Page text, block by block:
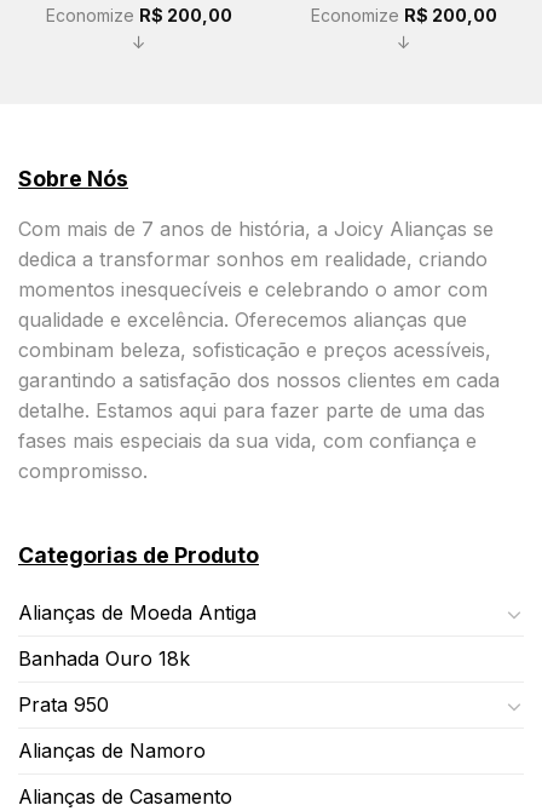
Economize R$ 200,00
↓
Economize R$ 200,00
↓
Sobre Nós
Com mais de 7 anos de história, a Joicy Alianças se
dedica a transformar sonhos em realidade, criando
momentos inesquecíveis e celebrando o amor com
qualidade e excelência. Oferecemos alianças que
combinam beleza, sofisticação e preços acessíveis,
garantindo a satisfação dos nossos clientes em cada
detalhe. Estamos aqui para fazer parte de uma das
fases mais especiais da sua vida, com confiança e
compromisso.
Categorias de Produto
Alianças de Moeda Antiga
Banhada Ouro 18k
Prata 950
Alianças de Namoro
Alianças de Casamento